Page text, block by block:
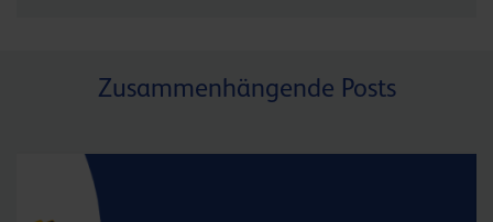
Zusammenhängende Posts